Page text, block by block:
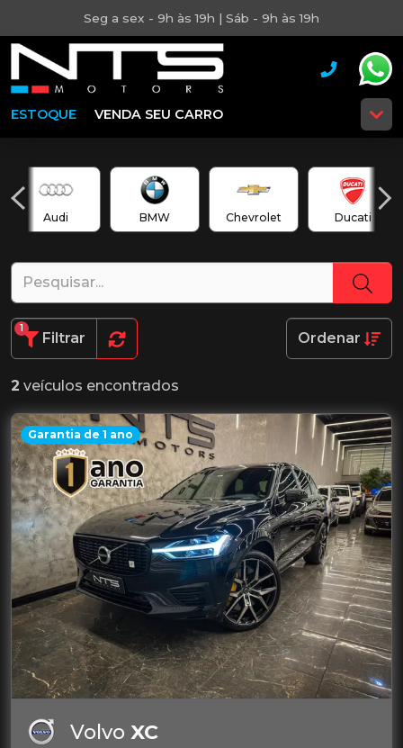
Seg a sex - 9h às 19h | Sáb - 9h às 19h
ESTOQUE VENDA SEU CARRO
Audi BMW Chevrolet Ducati
Filtrar
1
Ordenar
2 veículos encontrados
Garantia de 1 ano
Volvo XC